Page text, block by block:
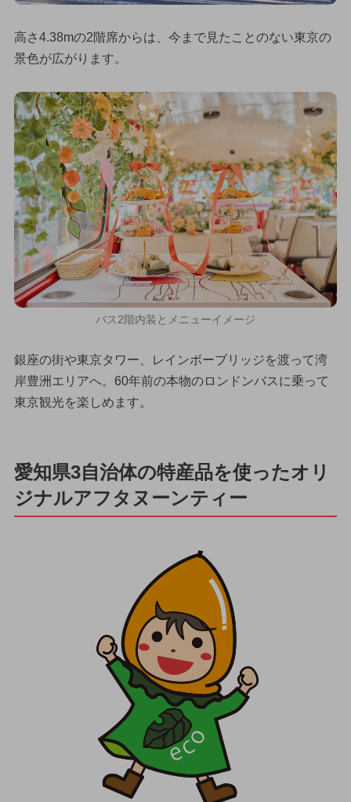
高さ4.38mの2階席からは、今まで見たことのない東京の
景色が広がります。
バス2階内装とメニューイメージ
銀座の街や東京タワー、レインボーブリッジを渡って湾
岸豊洲エリアへ。60年前の本物のロンドンバスに乗って
東京観光を楽しめます。
愛知県3自治体の特産品を使ったオリ
ジナルアフタヌーンティー